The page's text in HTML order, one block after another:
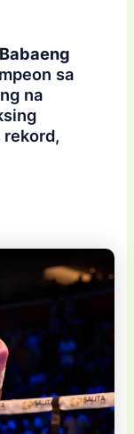
sa
na
rekord,